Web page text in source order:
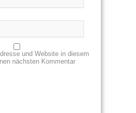
und Website in diesem
nächsten Kommentar